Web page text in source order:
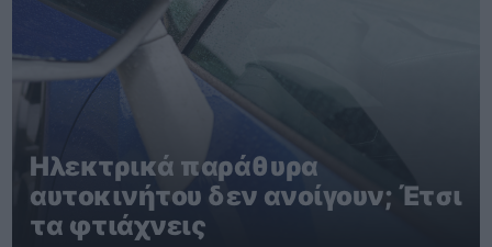
Ηλεκτρικά παράθυρα
αυτοκινήτου δεν ανοίγουν; Έτσι
τα φτιάχνεις